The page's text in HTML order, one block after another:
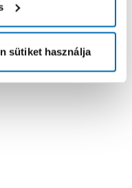
sütiket használja